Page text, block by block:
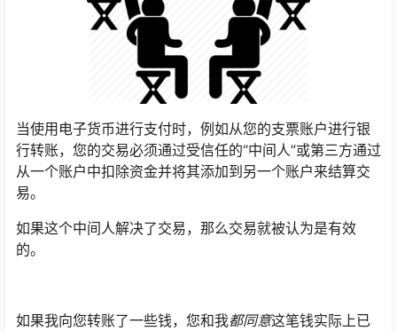
当使用电子货币进行支付时，例如从您的支票账户进行银
行转账，您的交易必须通过受信任的“中间人”或第三方通过
从一个账户中扣除资金并将其添加到另一个账户来结算交
易。
如果这个中间人解决了交易，那么交易就被认为是有效
的。
如果我向您转账了一些钱，您和我都同意这笔钱实际上已